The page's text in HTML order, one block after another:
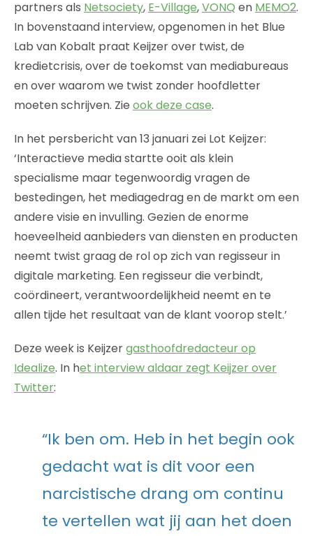
partners als Netsociety, E-Village,VONQ en MEMO2.
In bovenstaand interview, opgenomen in het Blue
Lab van Kobalt praat Keijzer over twist, de
kredietcrisis, over de toekomst van mediabureaus
en over waarom we twist zonder hoofdletter
moeten schrijven. Zie ook deze case.
In het persbericht van 13 januari zei Lot Keijzer:
‘Interactieve media startte ooit als klein
specialisme maar tegenwoordig vragen de
bestedingen, het mediagedrag en de markt om een
andere visie en invulling. Gezien de enorme
hoeveelheid aanbieders van diensten en producten
neemt twist graag de rol op zich van regisseur in
digitale marketing. Een regisseur die verbindt,
coördineert, verantwoordelijkheid neemt en te
allen tijde het resultaat van de klant voorop stelt.’
Deze week is Keijzergasthoofdredacteur op
Idealize. In het interview aldaar zegt Keijzer over
Twitter:
“Ik ben om. Heb in het begin ook
gedacht wat is dit voor een
narcistische drang om continu
te vertellen wat jij aan het doen